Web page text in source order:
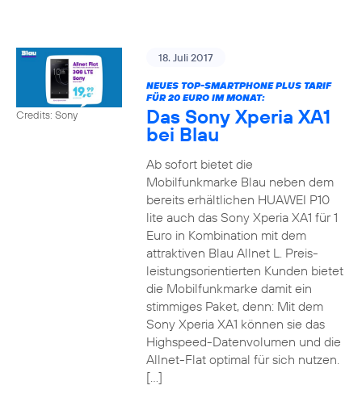
Credits: Sony
18. Juli 2017
NEUES TOP-SMARTPHONE PLUS TARIF
FÜR 20 EURO IM MONAT:
Das Sony Xperia XA1
bei Blau
Ab sofort bietet die
Mobilfunkmarke Blau neben dem
bereits erhältlichen HUAWEI P10
lite auch das Sony Xperia XA1 für 1
Euro in Kombination mit dem
attraktiven Blau Allnet L. Preis-
leistungsorientierten Kunden bietet
die Mobilfunkmarke damit ein
stimmiges Paket, denn: Mit dem
Sony Xperia XA1 können sie das
Highspeed-Datenvolumen und die
Allnet-Flat optimal für sich nutzen.
[…]